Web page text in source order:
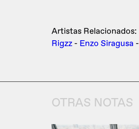
Artistas Relacionados:
Rigzz - Enzo Siragusa -
OTRAS NOTAS